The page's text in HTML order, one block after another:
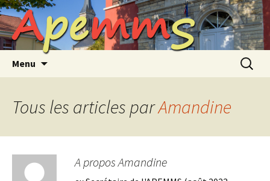
Aller
au
contenu
ApemmS
Menu
Tous les articles parAmandine
A propos Amandine